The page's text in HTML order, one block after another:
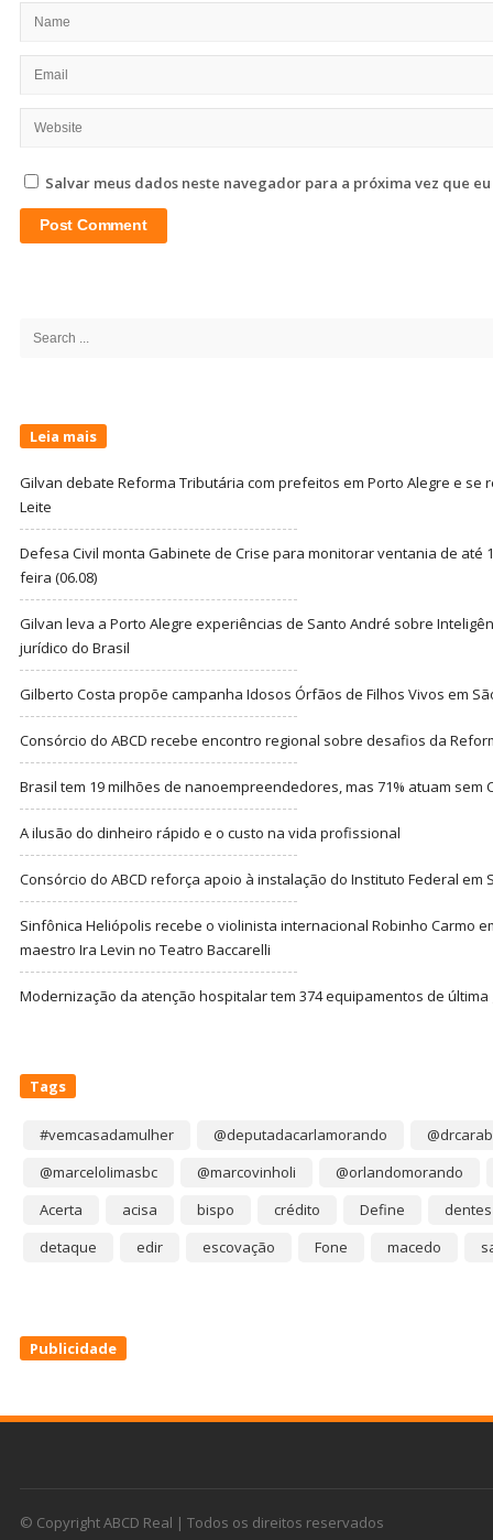
Salvar meus dados neste navegador para a próxima vez que
Search
Leia mais
Gilvan debate Reforma Tributária com prefeitos em Porto Alegre e se
Leite
Defesa Civil monta Gabinete de Crise para monitorar ventania de até
feira (06.08)
Gilvan leva a Porto Alegre experiências de Santo André sobre
jurídico do Brasil
Gilberto Costa propõe campanha Idosos Órfãos de Filhos Vivos em
Consórcio do ABCD recebe encontro regional sobre desafios da
Brasil tem 19 milhões de nanoempreendedores, mas 71% atuam sem
A ilusão do dinheiro rápido e o custo na vida profissional
Consórcio do ABCD reforça apoio à instalação do Instituto Federal em
Sinfônica Heliópolis recebe o violinista internacional Robinho Carmo
maestro Ira Levin no Teatro Baccarelli
Modernização da atenção hospitalar tem 374 equipamentos de última
Tags
#vemcasadamulher @deputadacarlamorando
@marcelolimasbc
@marcovinholi
@orlandomorando
Acerta
acisa bispo crédito Define
dentes
detaque
edir escovação Fone macedo
Publicidade
© Copyright ABCD Real | Todos os direitos reservados